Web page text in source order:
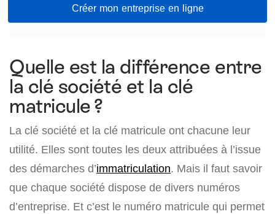
Créer mon entreprise en ligne
Quelle est la différence entre
la clé société et la clé
matricule ?
La clé société et la clé matricule ont chacune leur
utilité. Elles sont toutes les deux attribuées à l’issue
des démarches d’immatriculation. Mais il faut savoir
que chaque société dispose de divers numéros
d’entreprise. Et c’est le numéro matricule qui permet